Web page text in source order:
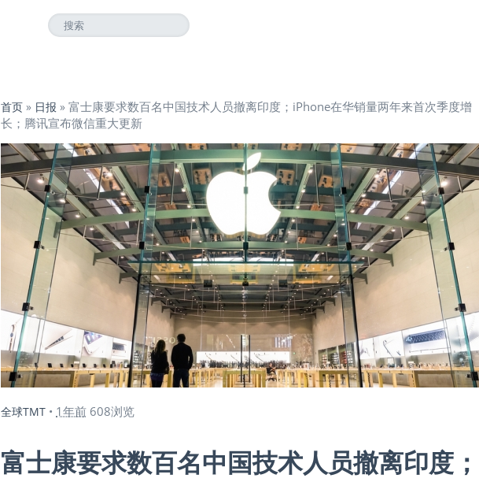
首页 » 日报 » 富士康要求数百名中国技术人员撤离印度；iPhone在华销量两年来首次季度增
长；腾讯宣布微信重大更新
全球TMT • 1年前 608浏览
富士康要求数百名中国技术人员撤离印度；